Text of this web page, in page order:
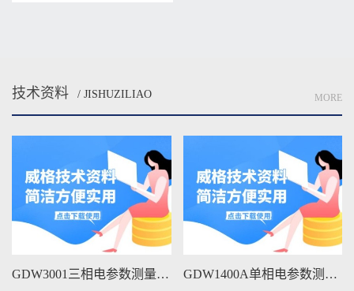
技术资料 / JISHUZILIAO MORE
GDW3001三相电参数测量仪维修手册下载 GDW1400A单相电参数测量仪维修手册下载